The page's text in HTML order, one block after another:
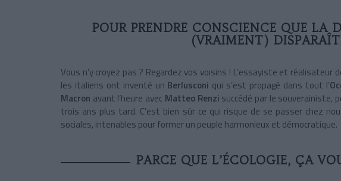
POUR PRENDRE CONSCIENCE QUE LA
(VRAIMENT)
Vous n’y croyez pas ? Regardez vos voisins ! L’essayiste et réalisateur
les italiens ont inventé un Berlusconi qui s’est propagé dans tout l’
Macron avant l’heure avec Matteo Renzi succédé par le souverainiste,
trois ans plus tard. C’est bien sûr ce qui risque de se passer chez
sociales, intenables pour former un peuple harmonieux et démocratique.
PARCE QUE L’ÉCOLOGIE, ÇA